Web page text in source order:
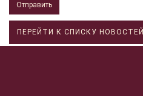
Отправить
ПЕРЕЙТИ К СПИСКУ НОВОСТЕЙ